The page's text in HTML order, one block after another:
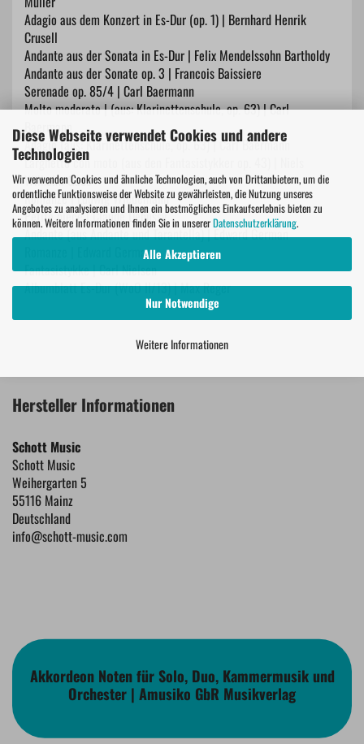
Diese Webseite verwendet Cookies und andere
Technologien
Wir verwenden Cookies und ähnliche Technologien, auch von Drittanbietern, um die
ordentliche Funktionsweise der Website zu gewährleisten, die Nutzung unseres
Angebotes zu analysieren und Ihnen ein bestmögliches Einkaufserlebnis bieten zu
können. Weitere Informationen finden Sie in unsererDatenschutzerklärung.
Alle Akzeptieren
Nur Notwendige
Weitere Informationen
Adagio aus dem Konzert in Es-Dur (op. 1) | Bernhard Henrik
Crusell
Andante aus der Sonata in Es-Dur | Felix Mendelssohn Bartholdy
Andante aus der Sonate op. 3 | Francois Baissiere
Serenade op. 85/4 | Carl Baermann
Molto moderato | (aus: Klarinettenschule, op. 63) | Carl
Baermann
Adagio (aus: Klarinettenschule, op. 63) | Carl Baermann
Larghetto con moto (aus den Fantasistykker op. 43) | Niels
Wilhelm Gade
Romanze | Ludwig Wiedemann
Petite piece | Claude Debussy
Andante (aus Andante und Tarantella) | Edward German
Romanze | Edward German
Fantasistykke | Carl Nielsen
Albumblatt Es-Dur (WoO II/13) | Max Reger
Hersteller Informationen
Schott Music
Schott Music
Weihergarten 5
55116 Mainz
Deutschland
info@schott-music.com
Akkordeon Noten für Solo, Duo, Kammermusik und
Orchester | Amusiko GbR Musikverlag